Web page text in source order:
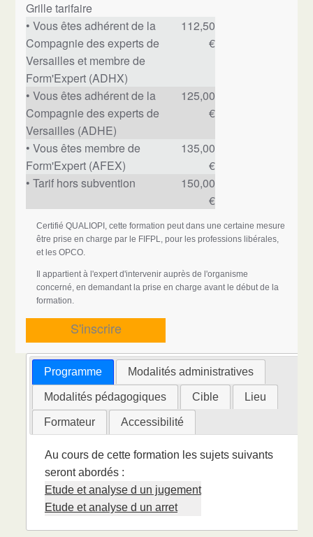
Grille tarifaire
• Vous êtes adhérent de la
Compagnie des experts de
Versailles et membre de
Form'Expert (ADHX)
112,50
€
• Vous êtes adhérent de la
Compagnie des experts de
Versailles (ADHE)
125,00
€
• Vous êtes membre de
Form'Expert (AFEX)
135,00
€
• Tarif hors subvention
150,00
€
Certifié QUALIOPI, cette formation peut dans une certaine mesure
être prise en charge par le FIFPL, pour les professions libérales,
et les OPCO.
Il appartient à l'expert d'intervenir auprès de l'organisme
concerné, en demandant la prise en charge avant le début de la
formation.
S'inscrire
Programme Modalités administratives
Modalités pédagogiques Cible Lieu
Formateur Accessibilité
Au cours de cette formation les sujets suivants
seront abordés :
Etude et analyse d un jugement
Etude et analyse d un arret